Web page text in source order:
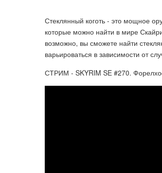
Стеклянный коготь - это мощное
которые можно найти в мире
возможно, вы сможете найти
варьироваться в зависимости от
СТРИМ - SKYRIM SE #270.